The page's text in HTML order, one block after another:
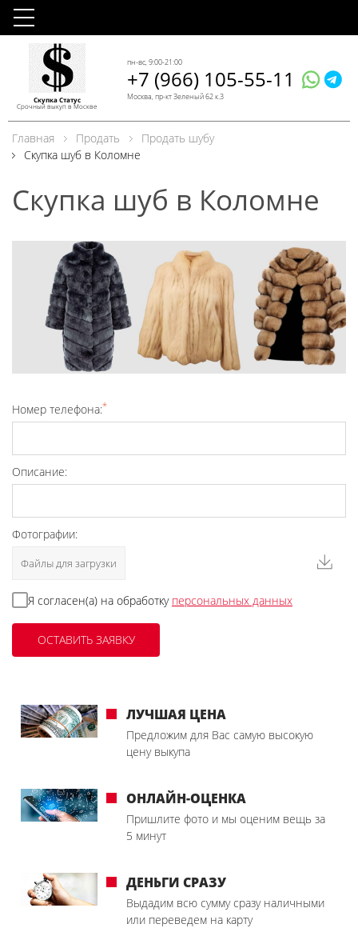
Скупка Статус
Срочный выкуп в Москве
пн-вс, 9:00-21:00
+7 (966) 105-55-11
Москва, пр-кт Зеленый 62 к.3
Главная Продать
Продать шубу
Скупка шуб в Коломне
Скупка шуб в Коломне
Номер телефона:*
Описание:
Фотографии:
Файлы для загрузки
Я согласен(а) на обработку персональных данных
ЛУЧШАЯ ЦЕНА
Предложим для Вас самую высокую
цену выкупа
ОНЛАЙН-ОЦЕНКА
Пришлите фото и мы оценим вещь за
5 минут
ДЕНЬГИ СРАЗУ
Выдадим всю сумму сразу наличными
или переведем на карту